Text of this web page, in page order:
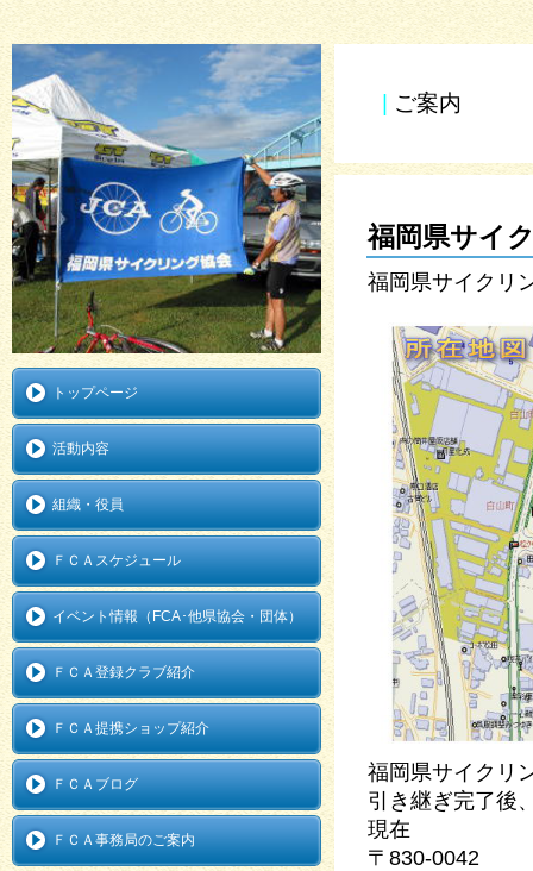
ご案内
福岡県サイ
福岡県サイクリ
福岡県サイクリ
引き継ぎ完了後
現在
〒830-0042
トップページ
活動内容
組織・役員
ＦＣＡ スケジュール
イベント情報（FCA･他県協会・団体）
ＦＣＡ登録クラブ紹介
ＦＣＡ提携ショップ紹介
ＦＣＡブログ
ＦＣＡ事務局のご案内